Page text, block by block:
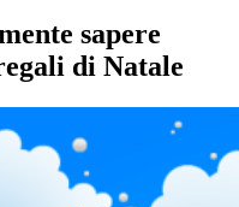
sapere
di Natale